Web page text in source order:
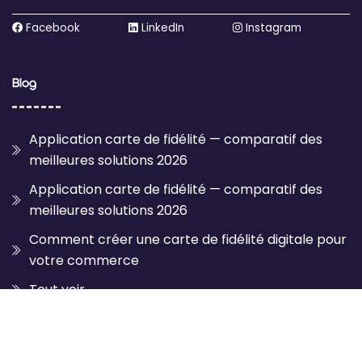
Facebook LinkedIn Instagram
Blog
Application carte de fidélité — comparatif des
meilleures solutions 2026
Application carte de fidélité — comparatif des
meilleures solutions 2026
Comment créer une carte de fidélité digitale pour
votre commerce
Tout voir